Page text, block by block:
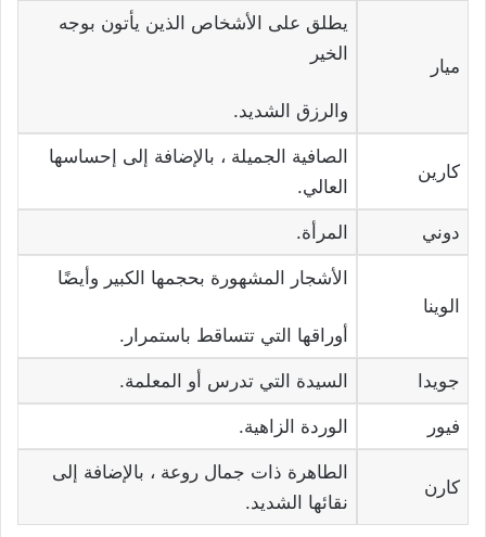
ميار
يطلق على الأشخاص الذين يأتون بوجه
الخير
والرزق الشديد.
كارين
الصافية الجميلة ، بالإضافة إلى إحساسها
العالي.
دوني المرأة.
الوينا
الأشجار المشهورة بحجمها الكبير وأيضًا
أوراقها التي تتساقط باستمرار.
جويدا السيدة التي تدرس أو المعلمة.
فيور الوردة الزاهية.
كارن
الطاهرة ذات جمال روعة ، بالإضافة إلى
نقائها الشديد.